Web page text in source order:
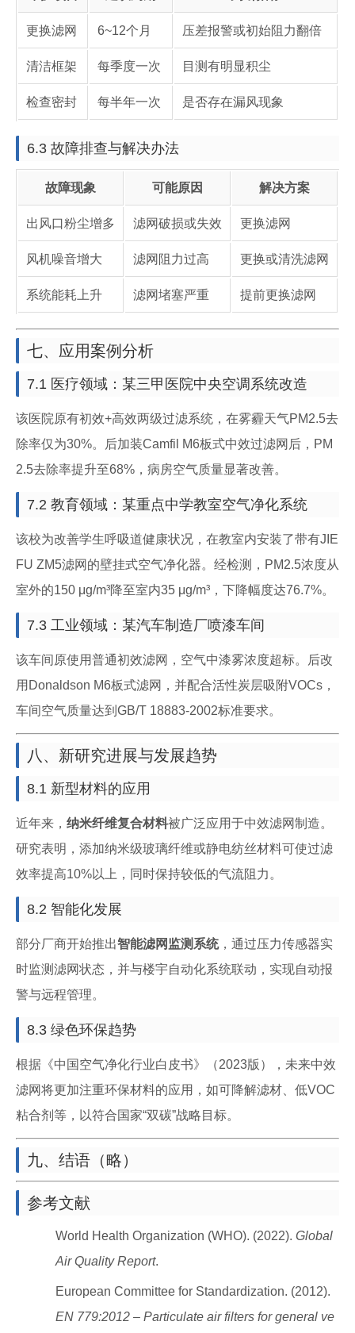
更换滤网 6~12个月 压差报警或初始阻力翻倍
清洁框架 每季度一次 目测有明显积尘
检查密封 每半年一次 是否存在漏风现象
6.3 故障排查与解决办法
故障现象 可能原因 解决方案
出风口粉尘增多 滤网破损或失效 更换滤网
风机噪音增大 滤网阻力过高 更换或清洗滤网
系统能耗上升 滤网堵塞严重 提前更换滤网
七、应用案例分析
7.1 医疗领域：某三甲医院中央空调系统改造
该医院原有初效+高效两级过滤系统，在雾霾天气PM2.5去
除率仅为30%。后加装Camfil M6板式中效过滤网后，PM
2.5去除率提升至68%，病房空气质量显著改善。
7.2 教育领域：某重点中学教室空气净化系统
该校为改善学生呼吸道健康状况，在教室内安装了带有JIE
FU ZM5滤网的壁挂式空气净化器。经检测，PM2.5浓度从
室外的150 μg/m³降至室内35 μg/m³，下降幅度达76.7%。
7.3 工业领域：某汽车制造厂喷漆车间
该车间原使用普通初效滤网，空气中漆雾浓度超标。后改
用Donaldson M6板式滤网，并配合活性炭层吸附VOCs，
车间空气质量达到GB/T 18883-2002标准要求。
八、新研究进展与发展趋势
8.1 新型材料的应用
近年来， 纳米纤维复合材料被广泛应用于中效滤网制造。
研究表明，添加纳米级玻璃纤维或静电纺丝材料可使过滤
效率提高10%以上，同时保持较低的气流阻力。
8.2 智能化发展
部分厂商开始推出智能滤网监测系统，通过压力传感器实
时监测滤网状态，并与楼宇自动化系统联动，实现自动报
警与远程管理。
8.3 绿色环保趋势
根据《中国空气净化行业白皮书》（2023版），未来中效
滤网将更加注重环保材料的应用，如可降解滤材、低VOC
粘合剂等，以符合国家“双碳”战略目标。
九、结语（略）
参考文献
World Health Organization (WHO). (2022). Global
Air Quality Report.
European Committee for Standardization. (2012).
EN 779:2012 – Particulate air filters for general ve